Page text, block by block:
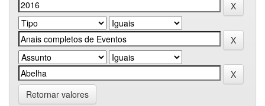
Retornar valores